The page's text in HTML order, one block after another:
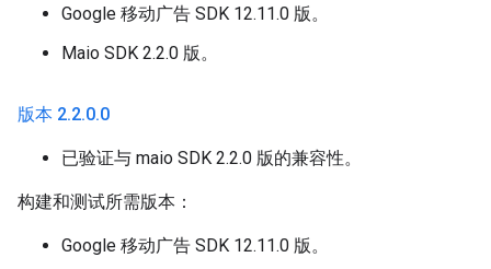
Google 移动广告 SDK 12.11.0 版。
Maio SDK 2.2.0 版。
版本 2.2.0.0
已验证与 maio SDK 2.2.0 版的兼容性。
构建和测试所需版本：
Google 移动广告 SDK 12.11.0 版。